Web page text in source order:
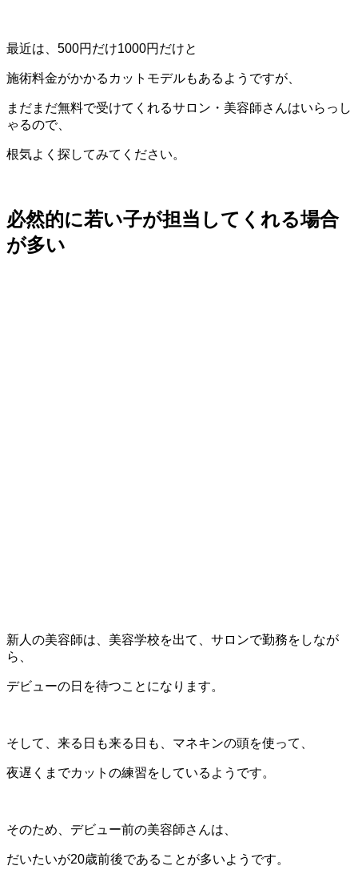
最近は、500円だけ1000円だけと
施術料金がかかるカットモデルもあるようですが、
まだまだ無料で受けてくれるサロン・美容師さんはいらっし
ゃるので、
根気よく探してみてください。
必然的に若い子が担当してくれる場合
が多い
新人の美容師は、美容学校を出て、サロンで勤務をしなが
ら、
デビューの日を待つことになります。
そして、来る日も来る日も、マネキンの頭を使って、
夜遅くまでカットの練習をしているようです。
そのため、デビュー前の美容師さんは、
だいたいが20歳前後であることが多いようです。